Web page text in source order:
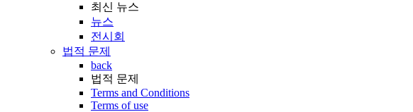
최신 뉴스
뉴스
전시회
법적 문제
back
법적 문제
Terms and Conditions
Terms of use